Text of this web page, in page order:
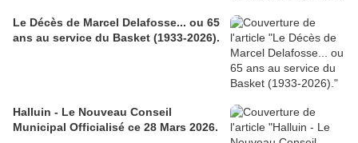
Le Décès de Marcel Delafosse... ou 65
ans au service du Basket (1933-2026).
Halluin - Le Nouveau Conseil
Municipal Officialisé ce 28 Mars 2026.